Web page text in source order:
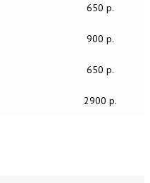
650 р.
900 р.
650 р.
2900 р.